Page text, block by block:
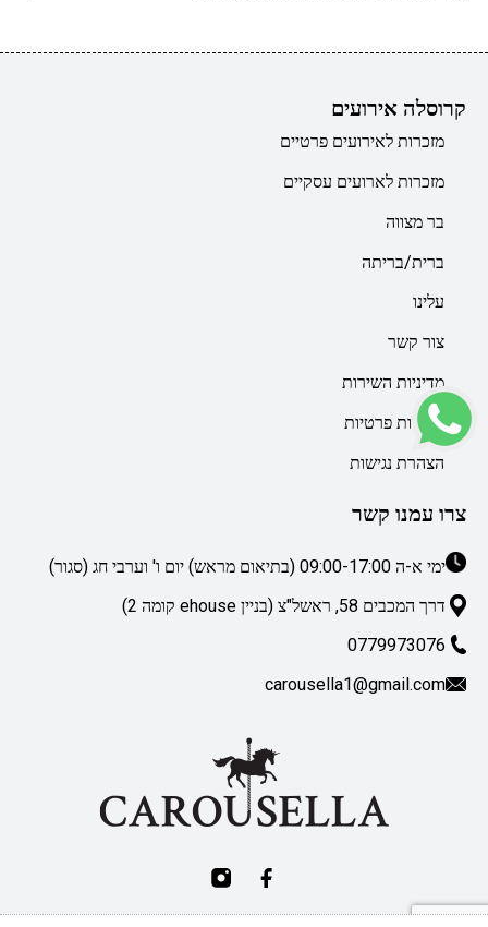
קרוסלה אירועים
מזכרות לאירועים פרטיים
מזכרות לארועים עסקיים
בר מצווה
ברית/בריתה
עלינו
צור קשר
מדיניות השירות
מדיניות פרטיות
הצהרת נגישות
צרו עמנו קשר
ימי א-ה 09:00-17:00 (בתיאום מראש) יום ו' וערבי חג (סגור)
דרך המכבים 58, ראשל"צ (בניין ehouse קומה 2)
0779973076
carousella1@gmail.com